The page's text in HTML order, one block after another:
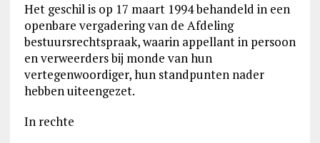
Het geschil is op 17 maart 1994 behandeld in een
openbare vergadering van de Afdeling
bestuursrechtspraak, waarin appellant in persoon
en verweerders bij monde van hun
vertegenwoordiger, hun standpunten nader
hebben uiteengezet.
In rechte